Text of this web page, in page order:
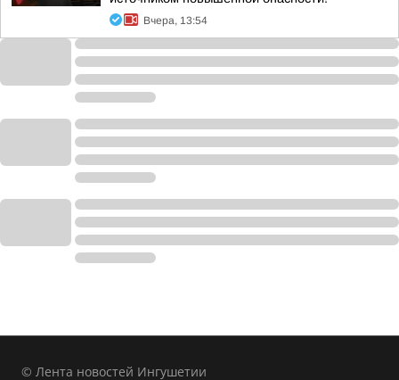
Вчера, 13:54
© Лента новостей Ингушетии